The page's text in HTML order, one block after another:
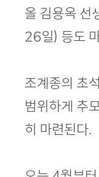
올 김용옥 선
26일) 등도
조계종의 초
범위하게 추
히 마련된다.